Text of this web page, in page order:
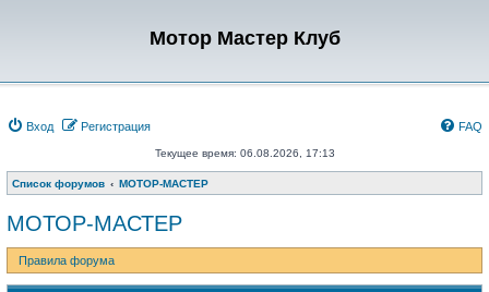
Мотор Мастер Клуб
Вход Регистрация FAQ
Текущее время: 06.08.2026, 17:13
Список форумов МОТОР-МАСТЕР
МОТОР-МАСТЕР
Правила форума